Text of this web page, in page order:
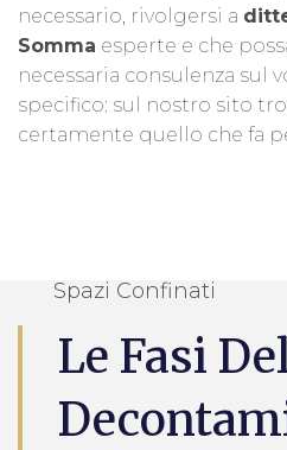
necessario, rivolgersi a
Somma esperte e che
necessaria consulenza sul
specifico: sul nostro sito
certamente quello che fa
Spazi Confinati
Le Fasi